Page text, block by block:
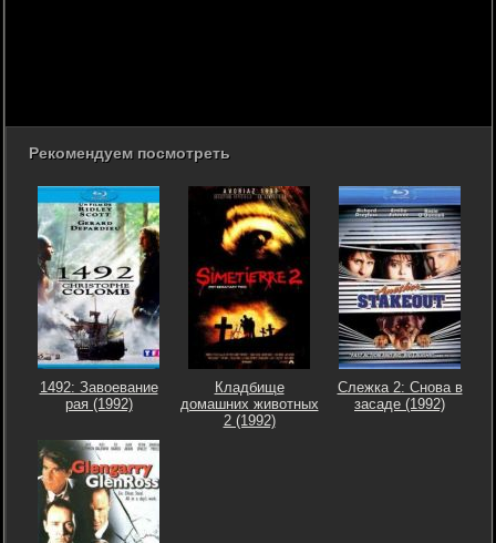
Рекомендуем посмотреть
1492: Завоевание
рая (1992)
Кладбище
домашних животных
2 (1992)
Слежка 2: Снова в
засаде (1992)